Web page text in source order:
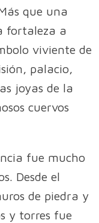
que una
fortaleza a
viviente de
palacio,
joyas de la
cuervos
fue mucho
Desde el
de piedra y
y torres fue